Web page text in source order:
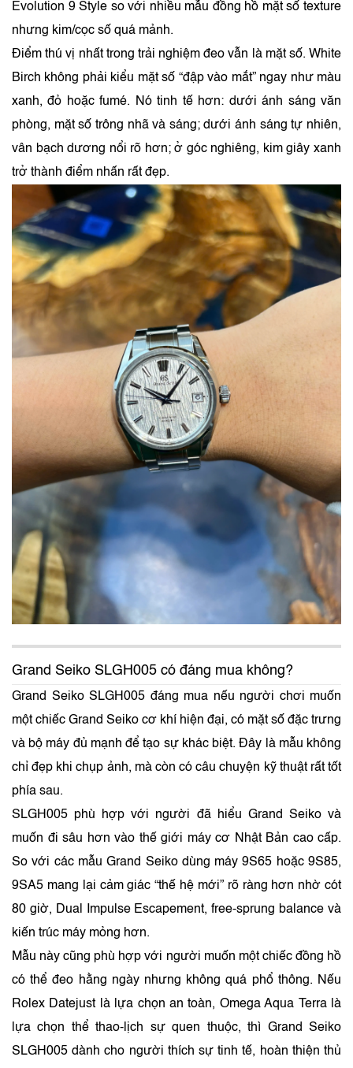
Evolution 9 Style so với nhiều mẫu đồng hồ mặt số texture
nhưng kim/cọc số quá mảnh.
Điểm thú vị nhất trong trải nghiệm đeo vẫn là mặt số. White
Birch không phải kiểu mặt số “đập vào mắt” ngay như màu
xanh, đỏ hoặc fumé. Nó tinh tế hơn: dưới ánh sáng văn
phòng, mặt số trông nhã và sáng; dưới ánh sáng tự nhiên,
vân bạch dương nổi rõ hơn; ở góc nghiêng, kim giây xanh
trở thành điểm nhấn rất đẹp.
Grand Seiko SLGH005 có đáng mua không?
Grand Seiko SLGH005 đáng mua nếu người chơi muốn
một chiếc Grand Seiko cơ khí hiện đại, có mặt số đặc trưng
và bộ máy đủ mạnh để tạo sự khác biệt. Đây là mẫu không
chỉ đẹp khi chụp ảnh, mà còn có câu chuyện kỹ thuật rất tốt
phía sau.
SLGH005 phù hợp với người đã hiểu Grand Seiko và
muốn đi sâu hơn vào thế giới máy cơ Nhật Bản cao cấp.
So với các mẫu Grand Seiko dùng máy 9S65 hoặc 9S85,
9SA5 mang lại cảm giác “thế hệ mới” rõ ràng hơn nhờ cót
80 giờ, Dual Impulse Escapement, free-sprung balance và
kiến trúc máy mỏng hơn.
Mẫu này cũng phù hợp với người muốn một chiếc đồng hồ
có thể đeo hằng ngày nhưng không quá phổ thông. Nếu
Rolex Datejust là lựa chọn an toàn, Omega Aqua Terra là
lựa chọn thể thao-lịch sự quen thuộc, thì Grand Seiko
SLGH005 dành cho người thích sự tinh tế, hoàn thiện thủ